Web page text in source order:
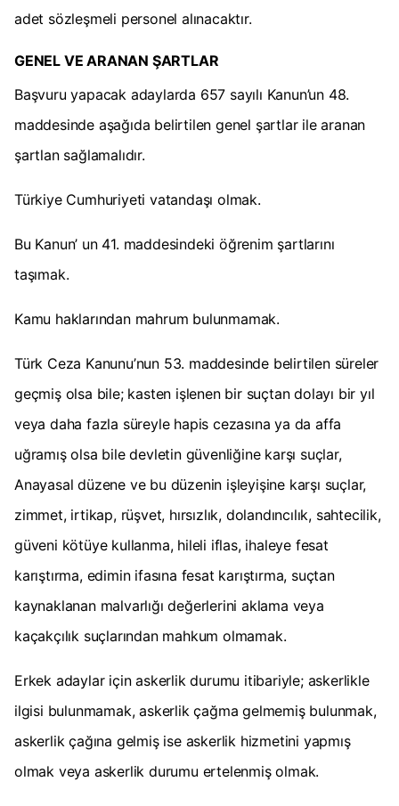
adet sözleşmeli personel alınacaktır.
GENEL VE ARANAN ŞARTLAR
Başvuru yapacak adaylarda 657 sayılı Kanun’un 48.
maddesinde aşağıda belirtilen genel şartlar ile aranan
şartlan sağlamalıdır.
Türkiye Cumhuriyeti vatandaşı olmak.
Bu Kanun’ un 41. maddesindeki öğrenim şartlarını
taşımak.
Kamu haklarından mahrum bulunmamak.
Türk Ceza Kanunu’nun 53. maddesinde belirtilen süreler
geçmiş olsa bile; kasten işlenen bir suçtan dolayı bir yıl
veya daha fazla süreyle hapis cezasına ya da affa
uğramış olsa bile devletin güvenliğine karşı suçlar,
Anayasal düzene ve bu düzenin işleyişine karşı suçlar,
zimmet, irtikap, rüşvet, hırsızlık, dolandıncılık, sahtecilik,
güveni kötüye kullanma, hileli iflas, ihaleye fesat
karıştırma, edimin ifasına fesat karıştırma, suçtan
kaynaklanan malvarlığı değerlerini aklama veya
kaçakçılık suçlarından mahkum olmamak.
Erkek adaylar için askerlik durumu itibariyle; askerlikle
ilgisi bulunmamak, askerlik çağma gelmemiş bulunmak,
askerlik çağına gelmiş ise askerlik hizmetini yapmış
olmak veya askerlik durumu ertelenmiş olmak.